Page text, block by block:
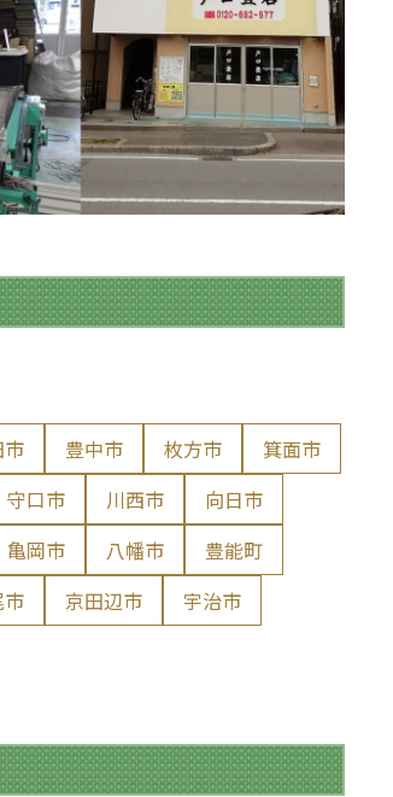
市 豊中市 枚方市 箕面市
守口市 川西市 向日市
亀岡市 八幡市 豊能町
市 京田辺市 宇治市